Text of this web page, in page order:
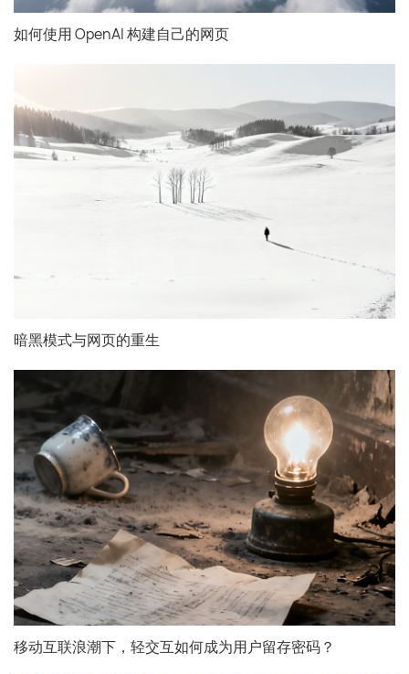
如何使用 OpenAI 构建自己的网页
暗黑模式与网页的重生
移动互联浪潮下，轻交互如何成为用户留存密码？